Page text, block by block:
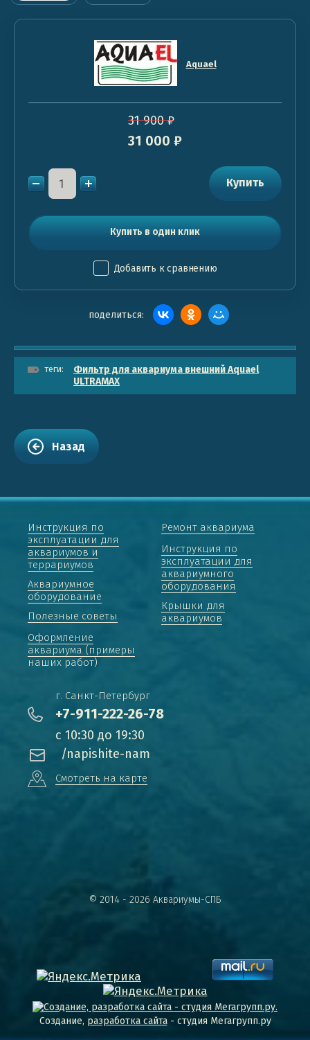
Aquael
31 900₽
31 000 ₽
Купить
Купить в один клик
Добавить к сравнению
поделиться:
теги:
Фильтр для аквариума внешний Aquael
ULTRAMAX
Назад
Инструкция по
эксплуатации для
аквариумов и
террариумов
Аквариумное
оборудование
Полезные советы
Оформление
аквариума (примеры
наших работ)
Ремонт аквариума
Инструкция по
эксплуатации для
аквариумного
оборудования
Крышки для
аквариумов
г. Санкт-Петербург
+7-911-222-26-78
с 10:30 до 19:30
/napishite-nam
Смотреть на карте
© 2014 - 2026 Аквариумы-СПБ
Создание, разработка сайта- студия Мегагрупп.ру